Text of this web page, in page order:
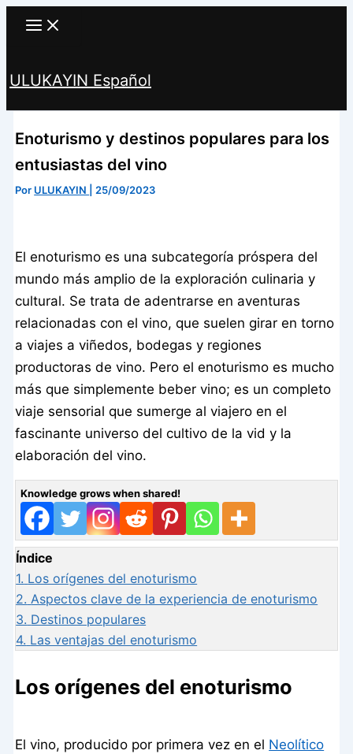
ULUKAYIN Español
Enoturismo y destinos populares para los
entusiastas del vino
Por ULUKAYIN 25/09/2023
El enoturismo es una subcategoría próspera del
mundo más amplio de la exploración culinaria y
cultural. Se trata de adentrarse en aventuras
relacionadas con el vino, que suelen girar en torno
a viajes a viñedos, bodegas y regiones
productoras de vino. Pero el enoturismo es mucho
más que simplemente beber vino; es un completo
viaje sensorial que sumerge al viajero en el
fascinante universo del cultivo de la vid y la
elaboración del vino.
Knowledge grows when shared!
Índice
1. Los orígenes del enoturismo
2. Aspectos clave de la experiencia de enoturismo
3. Destinos populares
4. Las ventajas del enoturismo
Los orígenes del enoturismo
El vino, producido por primera vez en el Neolítico